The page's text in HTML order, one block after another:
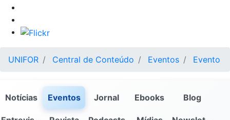
UNIFOR Central de Conteúdo Eventos Evento
Notícias Eventos Jornal Ebooks Blog